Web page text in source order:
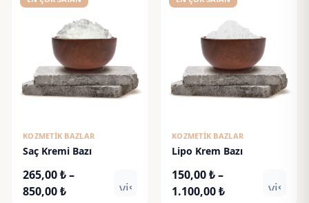
KOZMETIK BAZLAR
Saç Kremi Bazı
265,00₺–
850,00₺Fiyat
visibility
KOZMETIK BAZLAR
Lipo Krem Bazı
150,00₺–
1.100,00₺Fiyat